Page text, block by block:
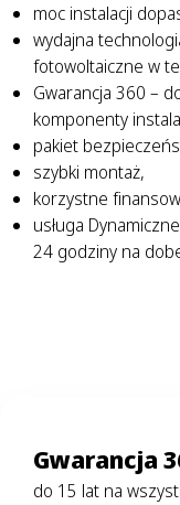
moc instalacji
wydajna
fotowoltaiczne w
Gwarancja 360 –
komponenty
pakiet
szybki montaż,
korzystne
usługa
24 godziny na
Gwarancja
do 15 lat na